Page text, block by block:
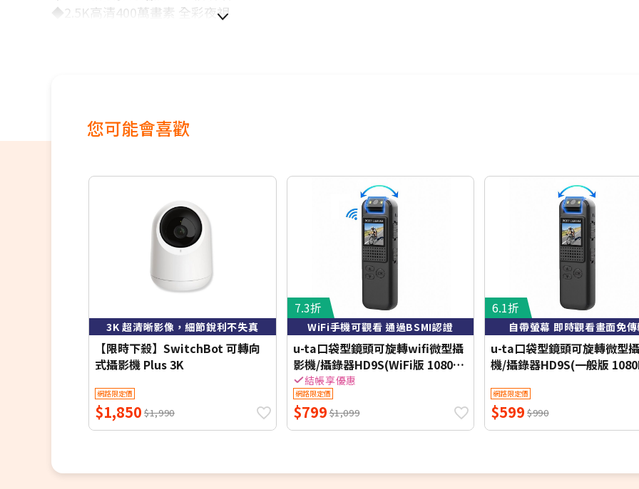
◆2.5K高清400萬畫素 全彩夜視
您可能會喜歡
3K 超清晰影像，細節銳利不失真
【限時下殺】SwitchBot 可轉向
式攝影機 Plus 3K
網路限定價
$1,850 $1,990
7.3折
WiFi手機可觀看 通過BSMI認證
u-ta口袋型鏡頭可旋轉wifi微型攝
影機/攝錄器HD9S(WiFi版 1080P
白光全彩 紅外線夜視 可選)
結帳享優惠
網路限定價
$799$1,099
6.1折
自帶螢幕 即時觀看畫面免
u-ta口袋型鏡頭可旋轉微型
機/攝錄器HD9S(一般版
網路限定價
$599 $990